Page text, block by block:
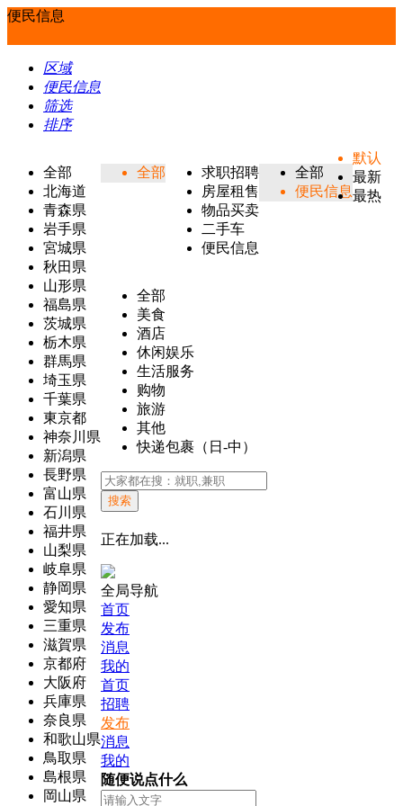
便民信息
区域
便民信息
筛选
排序
全部
北海道
青森県
岩手県
宮城県
秋田県
山形県
福島県
茨城県
栃木県
群馬県
埼玉県
千葉県
東京都
神奈川県
新潟県
長野県
富山県
石川県
福井県
山梨県
岐阜県
静岡県
愛知県
三重県
滋賀県
京都府
大阪府
兵庫県
奈良県
和歌山県
鳥取県
島根県
岡山県
全部
求职招聘
房屋租售
物品买卖
二手车
便民信息
全部
便民信息
全部
美食
酒店
休闲娱乐
生活服务
购物
旅游
其他
快递包裹（日-中）
默认
最新
最热
搜索
正在加载...
全局导航
首页
发布
消息
我的
首页
招聘
发布
消息
我的
随便说点什么